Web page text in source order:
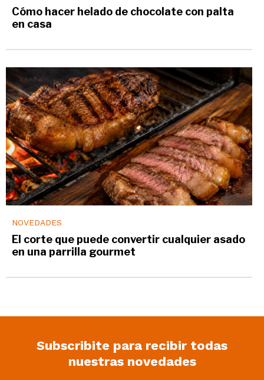
Cómo hacer helado de chocolate con palta
en casa
NOVEDADES
El corte que puede convertir cualquier asado
en una parrilla gourmet
Subscribite para recibir todas
nuestras novedades